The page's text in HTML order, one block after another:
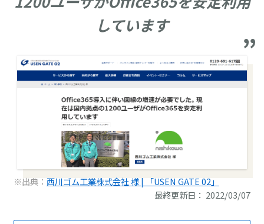
しています
※出典： 西川ゴム工業株式会社 様 | 「USEN GATE 02」
最終更新日： 2022/03/07